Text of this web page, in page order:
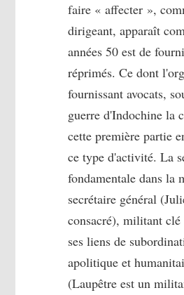
faire « affecter »,
dirigeant, apparaît
années 50 est de
réprimés. Ce dont
fournissant avocats,
guerre d'Indochine la
cette première partie
ce type d'activité. La
fondamentale dans la
secrétaire général
consacré), militant
ses liens de
apolitique et
(Laupêtre est un